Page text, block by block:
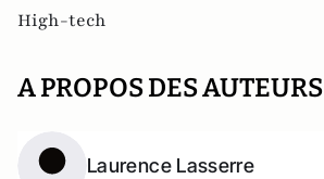
High-tech
A PROPOS DES AUTEURS
Laurence Lasserre